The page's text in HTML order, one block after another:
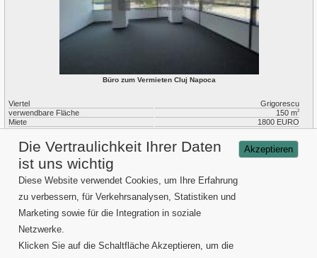
Büro zum Vermieten Cluj Napoca
Viertel
Grigorescu
verwendbare Fläche
150 m2
Miete
1800 EURO
ID
P6857
Einzelheiten
1
2 >
Verkauf von Eigentümer Cluj
Vermieten von Eigentümer Cluj
Imobilliendienstleistungen
Die Vertraulichkeit Ihrer Daten
ist uns wichtig
Diese Website verwendet Cookies, um Ihre Erfahrung
zu verbessern, für Verkehrsanalysen, Statistiken und
Marketing sowie für die Integration in soziale
Netzwerke.
Klicken Sie auf die Schaltfläche Akzeptieren, um die
Akzeptieren